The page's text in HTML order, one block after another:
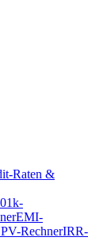
Raten &
EMI-
RechnerIRR-